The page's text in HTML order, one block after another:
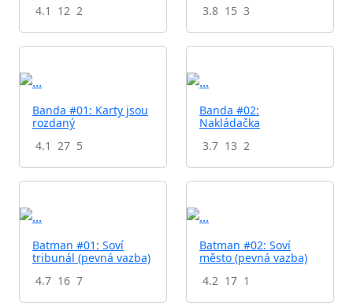
4.1
12 2
3.8 15 3
Banda #01: Karty jsou
rozdaný
4.1 27 5
Banda #02:
Nakládačka
3.7 13 2
Batman #01: Soví
tribunál (pevná vazba)
4.7 16 7
Batman #02: Soví
město (pevná vazba)
4.2 17 1